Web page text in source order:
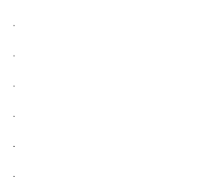
.
.
.
.
.
.